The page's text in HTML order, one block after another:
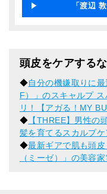
「渡辺
頭皮をケアする
◆自分の機嫌取りに
F）」のスキャルプ
リ！【アガる！MY
◆ 【THREE】男性の
髪を育てるスカルプ
◆最新ギアで肌も頭
（ミーゼ）」の美容